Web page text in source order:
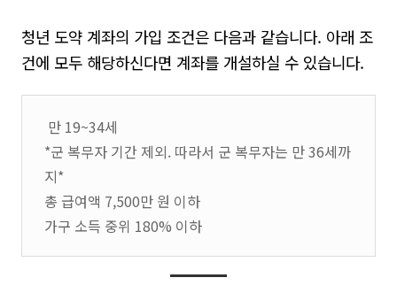
청년 도약 계좌의 가입 조건은 다음과 같습니다. 아래 조
건에 모두 해당하신다면 계좌를 개설하실 수 있습니다.
만 19~34세
*군 복무자 기간 제외. 따라서 군 복무자는 만 36세까
지*
총 급여액 7,500만 원 이하
가구 소득 중위 180% 이하